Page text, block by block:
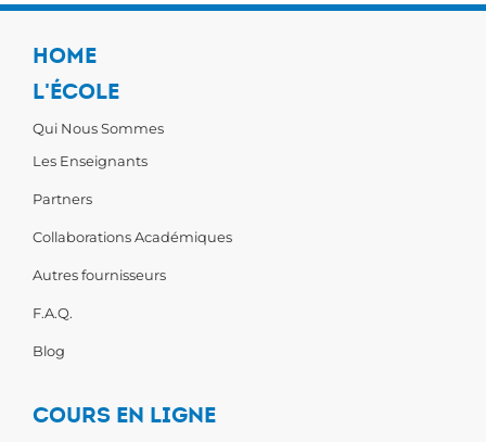
HOME
L'ÉCOLE
Qui Nous Sommes
Les Enseignants
Partners
Collaborations Académiques
Autres fournisseurs
F.A.Q.
Blog
COURS EN LIGNE